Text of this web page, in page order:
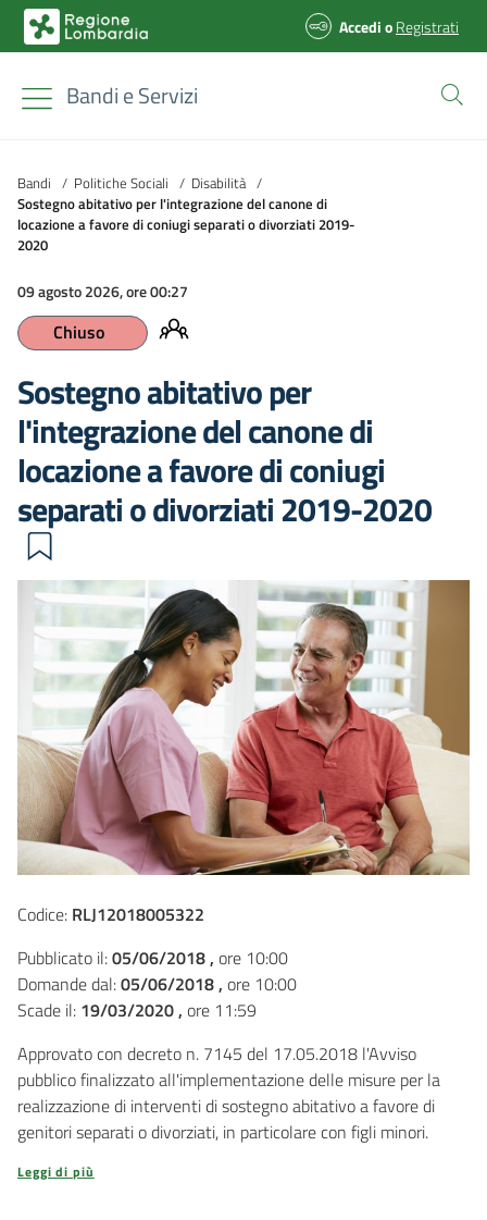
AccedioRegistrati
Bandi e Servizi
Bandi / Politiche Sociali / Disabilità /
Sostegno abitativo per l'integrazione del canone di
locazione a favore di coniugi separati o divorziati 2019-
2020
09 agosto 2026, ore 00:27
Chiuso
Sostegno abitativo per
l'integrazione del canone di
locazione a favore di coniugi
separati o divorziati 2019-2020
Codice: RLJ12018005322
Pubblicato il:05/06/2018 , ore 10:00
Domande dal:05/06/2018 , ore 10:00
Scade il: 19/03/2020 , ore 11:59
Approvato con decreto n. 7145 del 17.05.2018 l'Avviso
pubblico finalizzato all'implementazione delle misure per la
realizzazione di interventi di sostegno abitativo a favore di
genitori separati o divorziati, in particolare con figli minori.
Leggi di più